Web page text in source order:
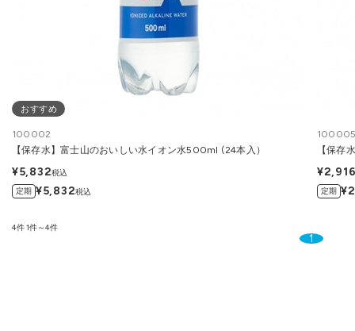
おすすめ
100002
【保存水】富士山のおいしい水イオン水500ml (24本入）
¥5,832税込
定期 ¥5,832税込
【保存
定期
4件1件～4件
1